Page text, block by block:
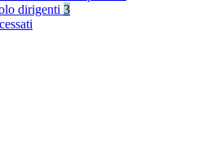
dirigenti 3